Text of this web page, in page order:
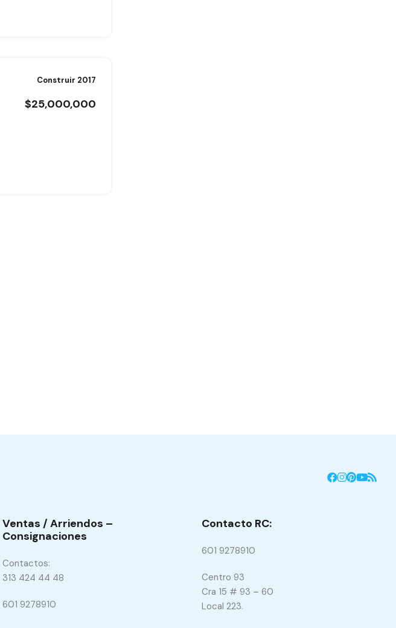
Construir 2017
$25,000,000
Ventas / Arriendos –
Consignaciones
Contactos:
313 424 44 48
601 9278910
Contacto RC:
601 9278910
Centro 93
Cra 15 # 93 – 60
Local 223.